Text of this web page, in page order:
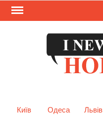
Skip
Київ
Одеса Львів